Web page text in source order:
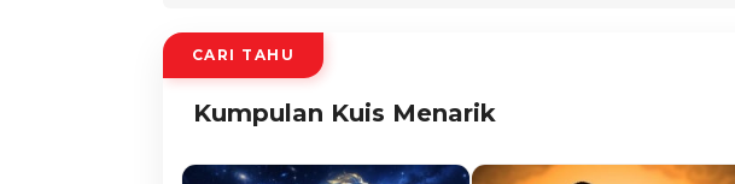
CARI TAHU
Kumpulan Kuis Menarik